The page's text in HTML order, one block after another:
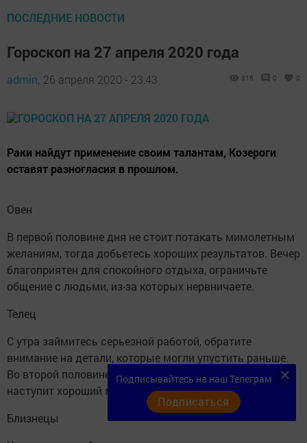
ПОСЛЕДНИЕ НОВОСТИ
Гороскоп на 27 апреля 2020 года
admin, 26 апреля 2020 - 23:43 816 0 0
Раки найдут применение своим талантам, Козероги
оставят разногласия в прошлом.
Овен
В первой половине дня не стоит потакать мимолетным
желаниям, тогда добьетесь хороших результатов. Вечер
благоприятен для спокойного отдыха, ограничьте
общение с людьми, из-за которых нервничаете.
Телец
С утра займитесь серьезной работой, обратите
внимание на детали, которые могли упустить раньше.
Во второй половине дня вернитесь к старым планам,
наступит хороший момент для их осуществления.
Близнецы
Подписывайтесь на наш Телеграм
Подписаться